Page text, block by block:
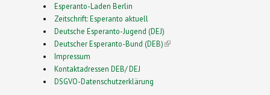
Esperanto-Laden Berlin
Zeitschrift: Esperanto aktuell
Deutsche Esperanto-Jugend (DEJ)
Deutscher Esperanto-Bund (DEB)(link is external)
Impressum
Kontaktadressen DEB/ DEJ
DSGVO-Datenschutzerklärung